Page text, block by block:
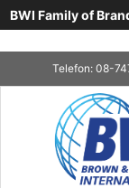
BWI Family of
to
Telefon: 08-